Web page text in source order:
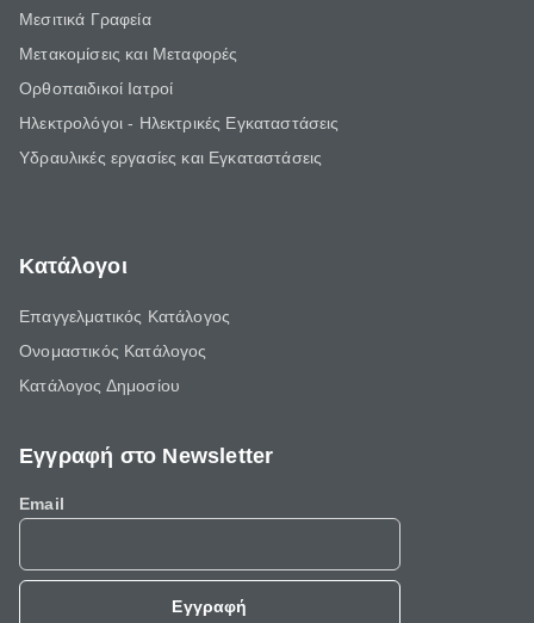
Μεσιτικά Γραφεία
Μετακομίσεις και Μεταφορές
Ορθοπαιδικοί Ιατροί
Ηλεκτρολόγοι - Ηλεκτρικές Εγκαταστάσεις
Υδραυλικές εργασίες και Εγκαταστάσεις
Κατάλογοι
Επαγγελματικός Κατάλογος
Ονομαστικός Κατάλογος
Κατάλογος Δημοσίου
Εγγραφή στο Newsletter
Email
Εγγραφή